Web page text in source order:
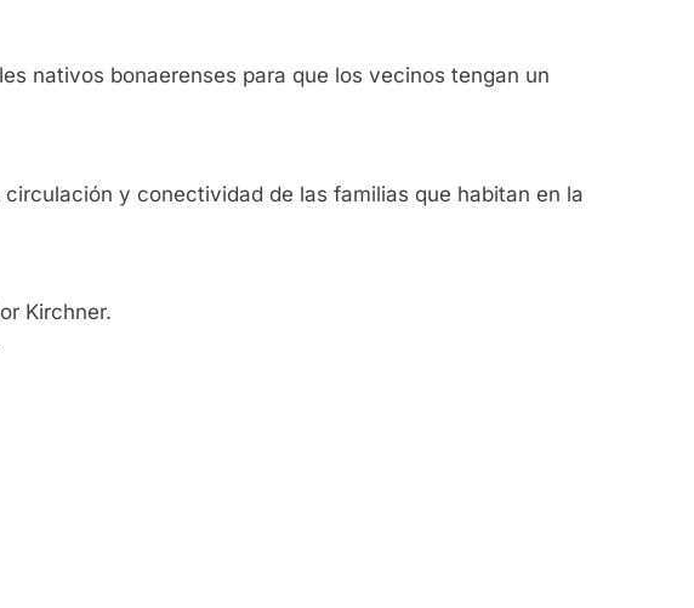
nativos bonaerenses para que los vecinos tengan un
y conectividad de las familias que habitan en la
Kirchner.